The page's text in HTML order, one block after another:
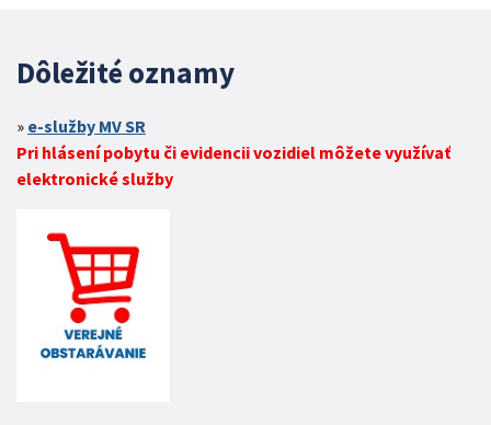
Dôležité oznamy
e-služby MV SR
Pri hlásení pobytu či evidencii vozidiel môžete využívať
elektronické služby